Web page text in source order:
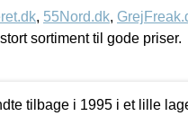
, 55Nord.dk,
sortiment til gode priser.
tilbage i 1995 i et lille